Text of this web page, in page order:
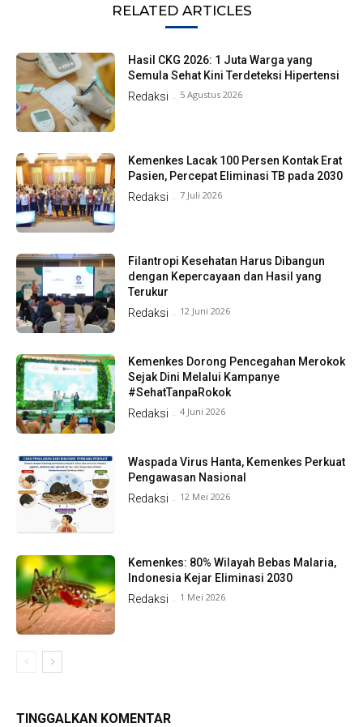
RELATED ARTICLES
Hasil CKG 2026: 1 Juta Warga yang
Semula Sehat Kini Terdeteksi Hipertensi
Redaksi - 5 Agustus 2026
Kemenkes Lacak 100 Persen Kontak Erat
Pasien, Percepat Eliminasi TB pada 2030
Redaksi - 7 Juli 2026
Filantropi Kesehatan Harus Dibangun
dengan Kepercayaan dan Hasil yang
Terukur
Redaksi - 12 Juni 2026
Kemenkes Dorong Pencegahan Merokok
Sejak Dini Melalui Kampanye
#SehatTanpaRokok
Redaksi - 4 Juni 2026
Waspada Virus Hanta, Kemenkes Perkuat
Pengawasan Nasional
Redaksi - 12 Mei 2026
Kemenkes: 80% Wilayah Bebas Malaria,
Indonesia Kejar Eliminasi 2030
Redaksi - 1 Mei 2026
TINGGALKAN KOMENTAR